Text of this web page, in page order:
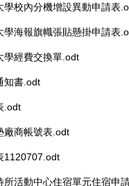
學校內分機增設異動申請表
學海報旗幟張貼懸掛申請表
學經費交換單.odt
知書.odt
.odt
廠商帳號表.odt
1120707.odt
所活動中心住宿單元住宿申